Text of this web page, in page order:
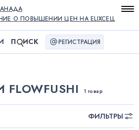
О ПОВЫШЕНИИ ЦЕН НА ELIXCELL
П ИСК РЕГИСТРАЦИЯ
1 товар
ФИЛЬТРЫ